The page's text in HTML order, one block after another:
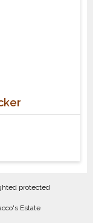
protected
Estate